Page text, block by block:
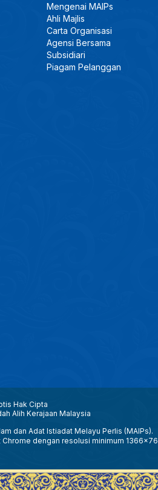
Mengenai MAIPs
Ahli Majlis
Carta Organisasi
Agensi Bersama
Subsidiari
Piagam Pelanggan
Hak Cipta
Alih Kerajaan Malaysia
dan Adat Istiadat Melayu Perlis (MAIPs).
dengan resolusi minimum